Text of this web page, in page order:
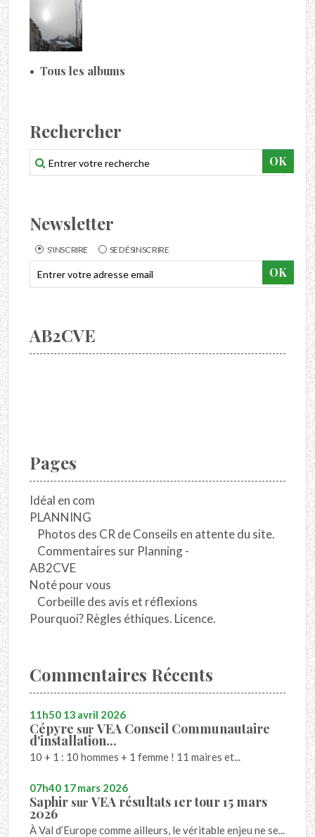
Tous les albums
Rechercher
Newsletter
S'INSCRIRE SE DÉSINSCRIRE
AB2CVE
Pages
Idéal en com
PLANNING
Photos des CR de Conseils en attente du site.
Commentaires sur Planning -
AB2CVE
Noté pour vous
Corbeille des avis et réflexions
Pourquoi? Règles éthiques. Licence.
Commentaires Récents
11h50 13 avril 2026
Cépyre surVEA Conseil Communautaire
d'installation...
10 + 1 : 10 hommes + 1 femme ! 11 maires et...
07h40 17mars 2026
Saphir surVEA résultats 1er tour 15 mars
2026
À Val d’Europe comme ailleurs, le véritable enjeu ne se...